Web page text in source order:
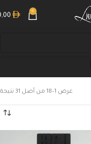
0
عرض 1–18 من أصل 31 نتيجة